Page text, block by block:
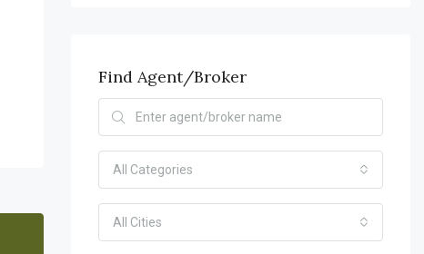
Find Agent/Broker
All Categories
All Cities